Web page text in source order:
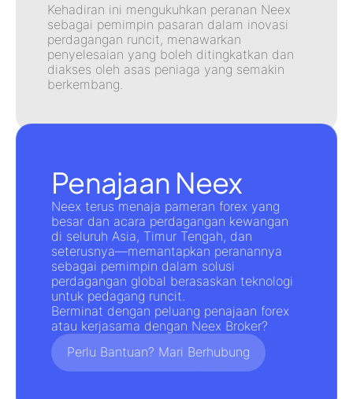
Kehadiran ini mengukuhkan peranan Neex
sebagai pemimpin pasaran dalam inovasi
perdagangan runcit, menawarkan
penyelesaian yang boleh ditingkatkan dan
diakses oleh asas peniaga yang semakin
berkembang.
Penajaan Neex
Neex terus menaja pameran forex yang
besar dan acara perdagangan kewangan
di seluruh Asia, Timur Tengah, dan
seterusnya—memantapkan peranannya
sebagai pemimpin dalam solusi
perdagangan global berasaskan teknologi
untuk pedagang runcit.
Berminat dengan peluang penajaan forex
atau kerjasama dengan Neex Broker?
Perlu Bantuan? Mari Berhubung